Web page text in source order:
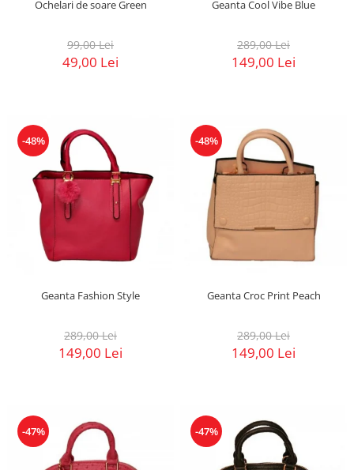
Ochelari de soare Green
99,00 Lei
49,00 Lei
Geanta Cool Vibe Blue
289,00 Lei
149,00 Lei
-48%
Geanta Fashion Style
289,00 Lei
149,00 Lei
-48%
Geanta Croc Print Peach
289,00 Lei
149,00 Lei
-47% -47%